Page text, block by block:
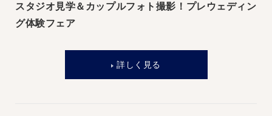
スタジオ見学＆カップルフォト撮影！プレウェディン
グ体験フェア
詳しく見る